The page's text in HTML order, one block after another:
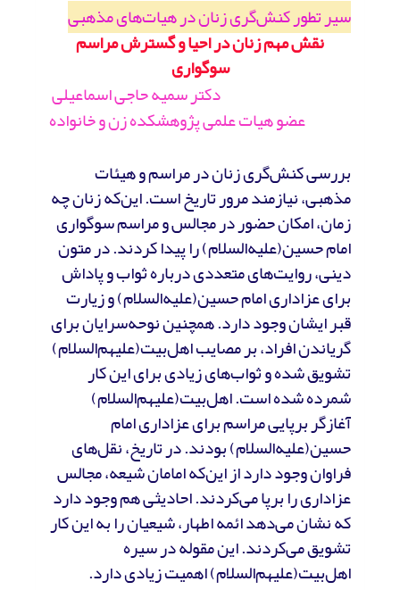
سیر تطور کنش‌گری زنان در هیات‌های مذهبی
نقش مهم زنان در احیا و گسترش مراسم
سوگواری
دکتر سمیه حاجی اسماعیلی
عضو هیات علمی پژوهشکده زن و خانواده
بررسی کنش‌گری زنان در مراسم و هیئات
مذهبی، نیازمند مرور تاریخ است. این‌که زنان چه
زمان، امکان حضور در مجالس و مراسم سوگواری
امام حسین(علیه‌السلام) را پیدا کردند. در متون
دینی، روایت‌های متعددی درباره ثواب و پاداش
برای عزاداری امام حسین(علیه‌السلام) و زیارت
قبر ایشان وجود دارد. همچنین نوحه‌سرایان برای
گریاندن افراد، بر مصایب اهل‌بیت(علیهم‌السلام)
تشویق شده و ثواب‌های زیادی برای این کار
شمرده شده است. اهل‌بیت‌(علیهم‌السلام)
آغازگر برپایی مراسم برای عزاداری امام
حسین(علیه‌السلام) بودند. در تاریخ، نقل‌های
فراوان وجود دارد از این‌که امامان شیعه، مجالس
عزاداری را برپا می‌کردند. احادیثی هم وجود دارد
که نشان می‌دهد ائمه اطهار، شیعیان را به این کار
تشویق می‌کردند. این مقوله در سیره
اهل‌بیت(علیهم‌السلام) اهمیت زیادی دارد.